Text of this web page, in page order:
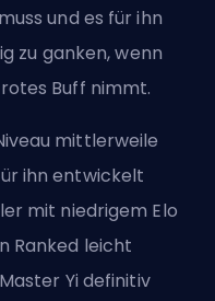
muss und es für ihn
zu ganken, wenn
Buff nimmt.
mittlerweile
ihn entwickelt
mit niedrigem Elo
Ranked leicht
Yi definitiv